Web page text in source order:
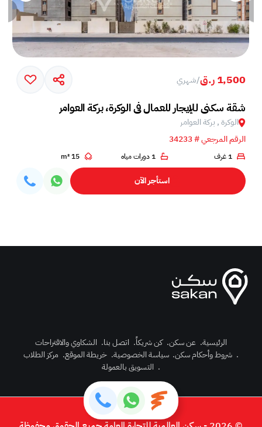
1,500 ر.ق /شهري
شقة سكني للإيجار للعمال في الوكرة، بركة العوامر
الوكرة , بركة العوامر‎
الرقم المرجعي # 34233
1 غرف 1 دورات مياه 15 m²
استأجر الآن
الرئيسية. عن سكن. كن شريكاً. اتصل بنا. الشكاوي والاقتراحات
. شروط وأحكام سكن. سياسة الخصوصية. خريطة الموقع. مركز الطلاب
. التسويق بالعمولة